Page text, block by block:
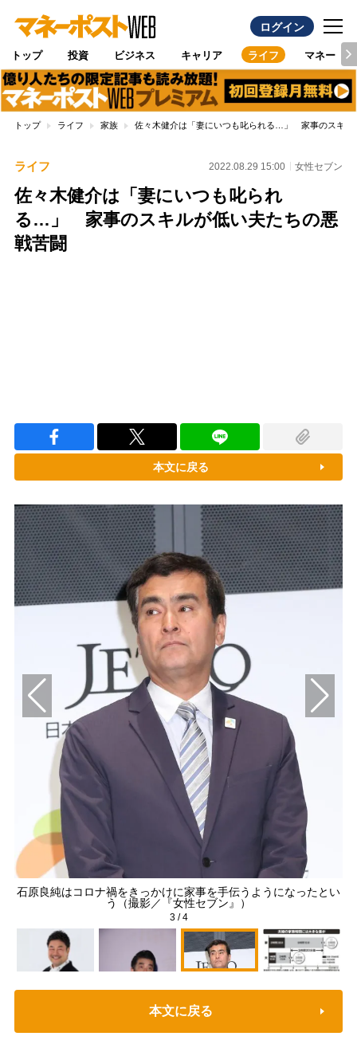
ログイン
トップ 投資 ビジネス キャリア ライフ マネー
トップ ライフ 家族 佐々木健介は「妻にいつも叱られる…」 家事のスキル
ライフ 2022.08.29 15:00 女性セブン
佐々木健介は「妻にいつも叱られ
る…」 家事のスキルが低い夫たちの悪
戦苦闘
本文に戻る
石原良純はコロナ禍をきっかけに家事を手伝うようになったとい
う（撮影／『女性セブン』）
3/4
本文に戻る